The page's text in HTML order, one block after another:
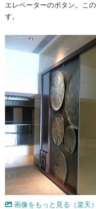
エレベーターのボタン。こ
す。
画像をもっと見る（楽天）